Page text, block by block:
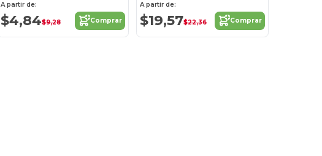
A partir de:
$4,84$9,28 Comprar
A partir de:
$19,57$22,36 Comprar